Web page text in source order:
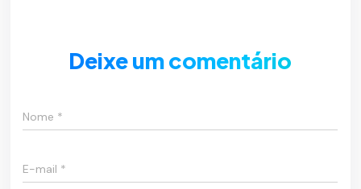
Deixe um comentário
Nome *
E-mail *